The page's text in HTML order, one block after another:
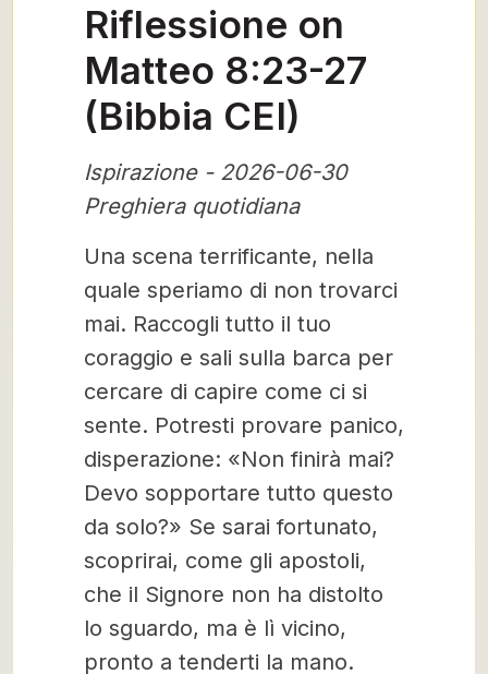
Riflessione on
Matteo 8:23-27
(Bibbia CEI)
Ispirazione - 2026-06-30
Preghiera quotidiana
Una scena terrificante, nella
quale speriamo di non trovarci
mai. Raccogli tutto il tuo
coraggio e sali sulla barca per
cercare di capire come ci si
sente. Potresti provare panico,
disperazione: «Non finirà mai?
Devo sopportare tutto questo
da solo?» Se sarai fortunato,
scoprirai, come gli apostoli,
che il Signore non ha distolto
lo sguardo, ma è lì vicino,
pronto a tenderti la mano.